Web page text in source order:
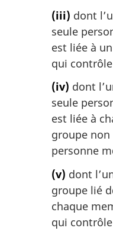
(iii) dont
seule
est liée à
qui
(iv) dont
seule
est liée à
groupe
personne
(v) dont
groupe lié
chaque
qui